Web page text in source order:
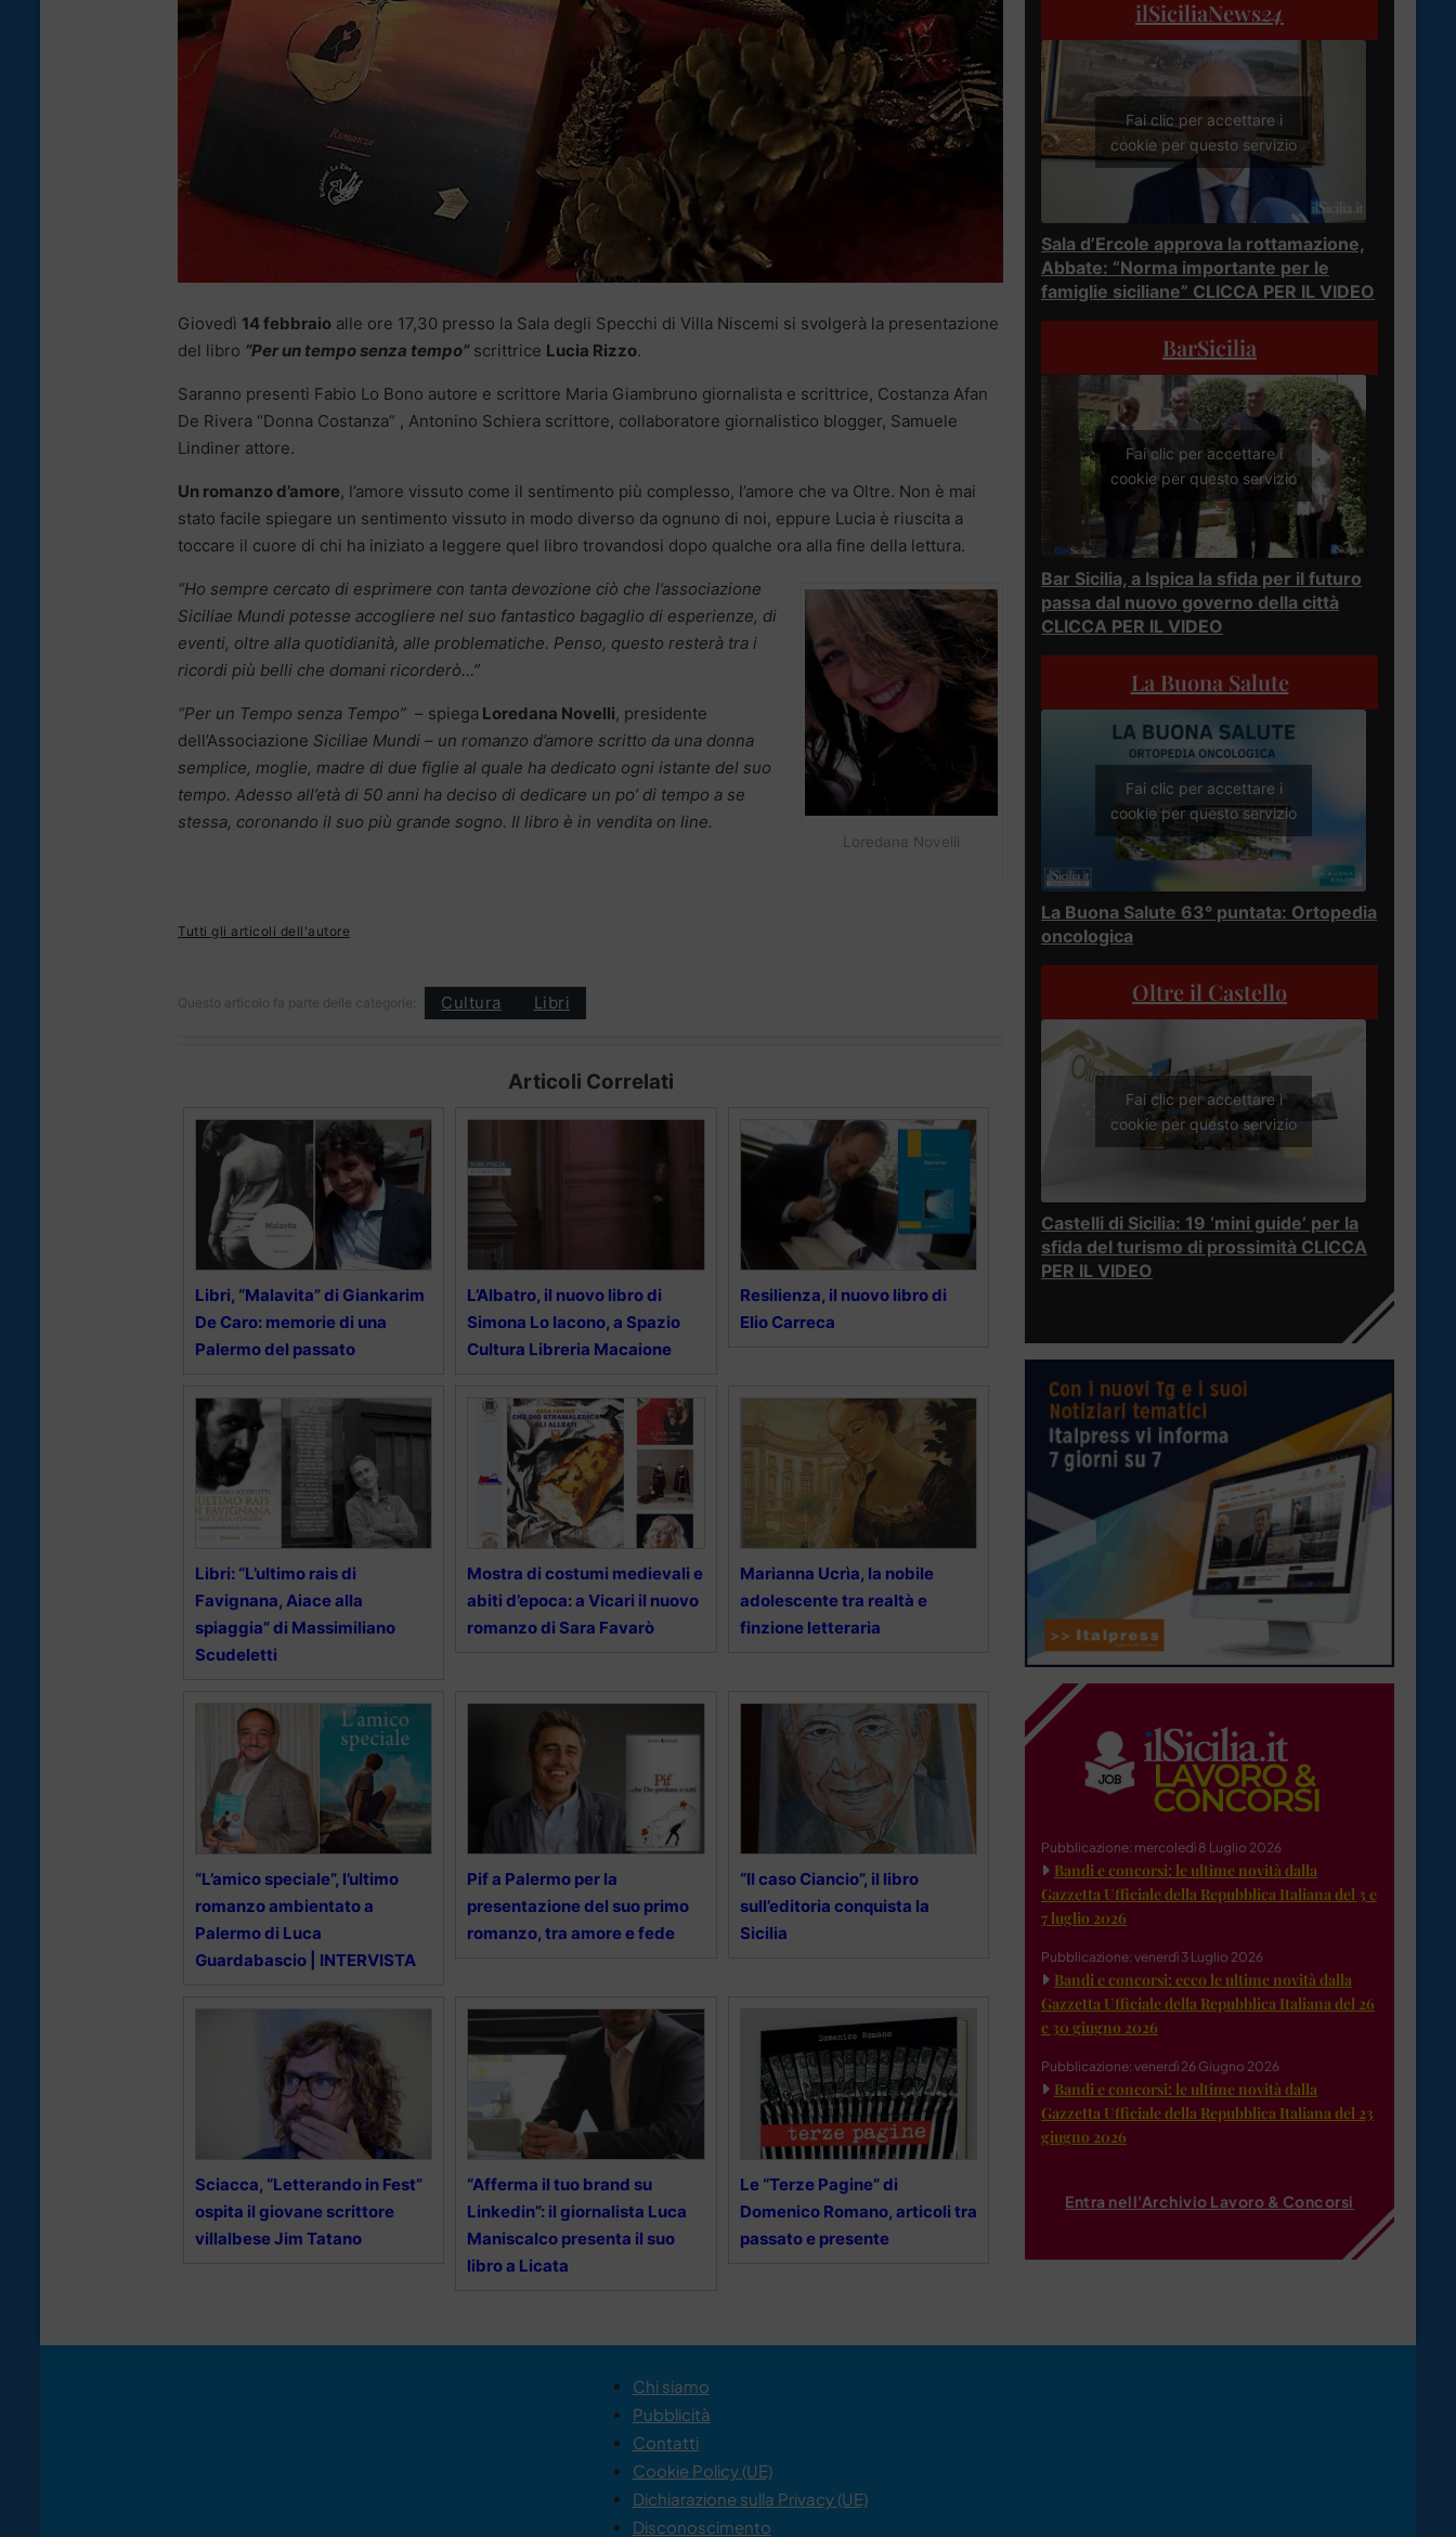
Giovedì 14 febbraio alle ore 17,30 presso la Sala degli Specchi di Villa Niscemi si svolgerà la presentazione
del libro “Per un tempo senza tempo”scrittrice Lucia Rizzo.
Saranno presenti Fabio Lo Bono autore e scrittore Maria Giambruno giornalista e scrittrice, Costanza Afan
De Rivera “Donna Costanza” , Antonino Schiera scrittore, collaboratore giornalistico blogger, Samuele
Lindiner attore.
Un romanzo d’amore, l’amore vissuto come il sentimento più complesso, l’amore che va Oltre. Non è mai
stato facile spiegare un sentimento vissuto in modo diverso da ognuno di noi, eppure Lucia è riuscita a
toccare il cuore di chi ha iniziato a leggere quel libro trovandosi dopo qualche ora alla fine della lettura.
Loredana Novelli
“Ho sempre cercato di esprimere con tanta devozione ciò che l’associazione
Siciliae Mundi potesse accogliere nel suo fantastico bagaglio di esperienze, di
eventi, oltre alla quotidianità, alle problematiche. Penso, questo resterà tra i
ricordi più belli che domani ricorderò…”
“Per un Tempo senza Tempo” – spiega Loredana Novelli, presidente
dell’Associazione Siciliae Mundi – un romanzo d’amore scritto da una donna
semplice, moglie, madre di due figlie al quale ha dedicato ogni istante del suo
tempo. Adesso all’età di 50 anni ha deciso di dedicare un po’ di tempo a se
stessa, coronando il suo più grande sogno. Il libro è in vendita on line.
Tutti gli articoli dell'autore
Questo articolo fa parte delle categorie: Cultura Libri
Articoli Correlati
Libri, “Malavita” di Giankarim
De Caro: memorie di una
Palermo del passato
L’Albatro, il nuovo libro di
Simona Lo Iacono, a Spazio
Cultura Libreria Macaione
Resilienza, il nuovo libro di
Elio Carreca
Libri: “L’ultimo rais di
Favignana, Aiace alla
spiaggia” di Massimiliano
Scudeletti
Mostra di costumi medievali e
abiti d’epoca: a Vicari il nuovo
romanzo di Sara Favarò
Marianna Ucrìa, la nobile
adolescente tra realtà e
finzione letteraria
“L’amico speciale”, l’ultimo
romanzo ambientato a
Palermo di Luca
Guardabascio | INTERVISTA
Pif a Palermo per la
presentazione del suo primo
romanzo, tra amore e fede
“Il caso Ciancio”, il libro
sull’editoria conquista la
Sicilia
Sciacca, “Letterando in Fest”
ospita il giovane scrittore
villalbese Jim Tatano
“Afferma il tuo brand su
Linkedin”: il giornalista Luca
Maniscalco presenta il suo
libro a Licata
Le “Terze Pagine” di
Domenico Romano, articoli tra
passato e presente
ilSiciliaNews24
Fai clic per accettare i
cookie per questo servizio
Sala d’Ercole approva la rottamazione,
Abbate: “Norma importante per le
famiglie siciliane” CLICCA PER IL VIDEO
BarSicilia
Fai clic per accettare i
cookie per questo servizio
Bar Sicilia, a Ispica la sfida per il futuro
passa dal nuovo governo della città
CLICCA PER IL VIDEO
La Buona Salute
Fai clic per accettare i
cookie per questo servizio
La Buona Salute 63° puntata: Ortopedia
oncologica
Oltre il Castello
Fai clic per accettare i
cookie per questo servizio
Castelli di Sicilia: 19 ‘mini guide’ per la
sfida del turismo di prossimità CLICCA
PER IL VIDEO
Pubblicazione: mercoledì 8 Luglio 2026
Bandi e concorsi: le ultime novità dalla
Gazzetta Ufficiale della Repubblica Italiana del 3 e
7 luglio 2026
Pubblicazione: venerdì 3 Luglio 2026
Bandi e concorsi: ecco le ultime novità dalla
Gazzetta Ufficiale della Repubblica Italiana del 26
e 30 giugno 2026
Pubblicazione: venerdì 26 Giugno 2026
Bandi e concorsi: le ultime novità dalla
Gazzetta Ufficiale della Repubblica Italiana del 23
giugno 2026
Entra nell'Archivio Lavoro & Concorsi
Chi siamo
Pubblicità
Contatti
Cookie Policy (UE)
Dichiarazione sulla Privacy (UE)
Disconoscimento